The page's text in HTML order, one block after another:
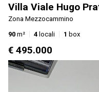
Villa Viale Hugo
Zona Mezzocammino
90 m² 4 locali 1 box
€ 495.000